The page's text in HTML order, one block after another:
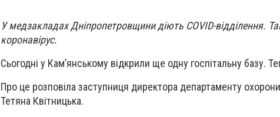
У медзакладах Дніпропетровщини діють COVID-відділення.
коронавірус.
Сьогодні у Кам’янському відкрили ще одну госпітальну базу.
Про це розповіла заступниця директора департаменту
Тетяна Квітницька.